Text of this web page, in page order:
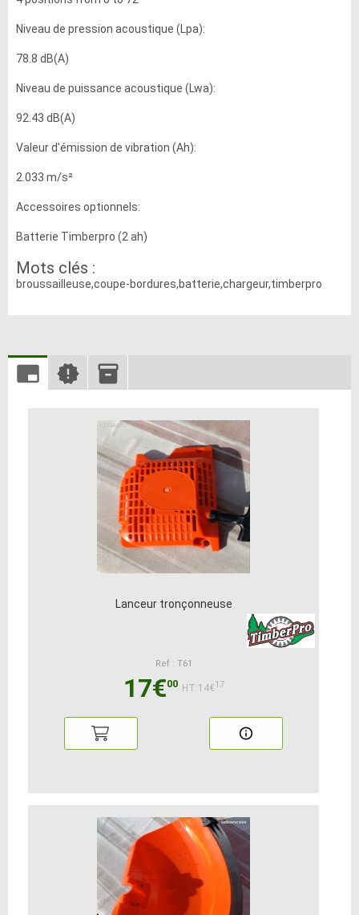
Niveau de pression acoustique (Lpa):
78.8 dB(A)
Niveau de puissance acoustique (Lwa):
92.43 dB(A)
Valeur d'émission de vibration (Ah):
2.033 m/s²
Accessoires optionnels:
Batterie Timberpro (2 ah)
Mots clés :
broussailleuse,coupe-bordures,batterie,chargeur,timberpro
Lanceur tronçonneuse
Ref : T61
17€00 HT:14€17